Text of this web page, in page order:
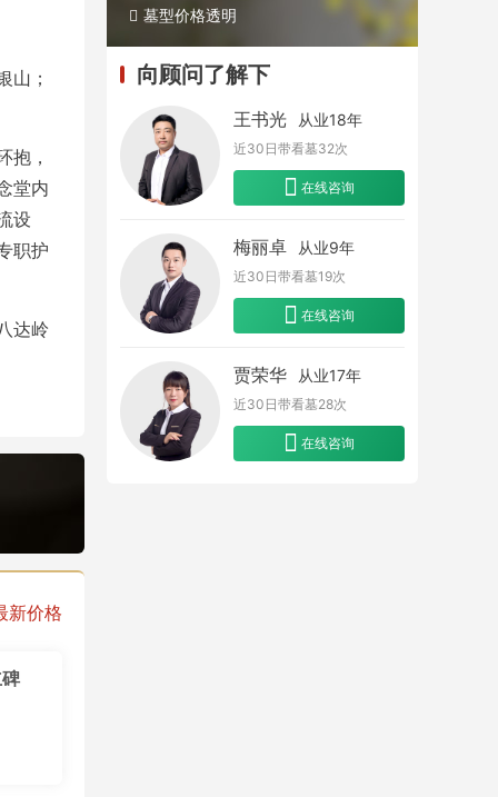
山；
抱，
堂内
设
职护
达岭
新价格
墓型价格透明
向顾问了解下
王书光 从业18年
近30日带看墓32次
在线咨询
梅丽卓 从业9年
近30日带看墓19次
在线咨询
贾荣华 从业17年
近30日带看墓28次
在线咨询